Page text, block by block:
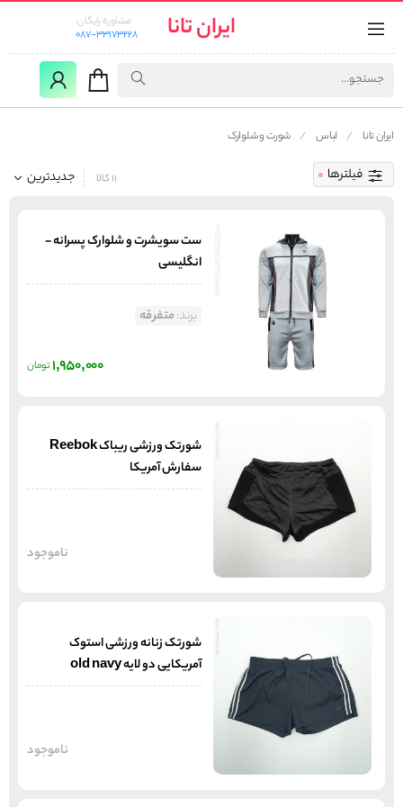
ایران تانا
مشاوره رایگان:
087-33173228
ایران تانا لباس شورت و شلوارک
فیلترها جدیدترین 11 کالا
ست سویشرت و شلوارک پسرانه -
انگلیسی
برند:متفرقه
1,950,000تومان
شورتک ورزشی ریباک Reebok
سفارش آمریکا
ناموجود
شورتک زنانه ورزشی استوک
آمریکایی دو لایه old navy
ناموجود